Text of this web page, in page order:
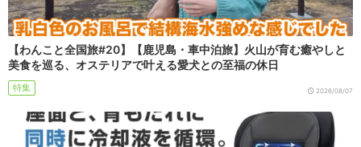
【わんこと全国旅#20】【鹿児島・車中泊旅】火山が育む癒やしと
美食を巡る、オステリアで叶える愛犬との至福の休日
特集 2026/08/07